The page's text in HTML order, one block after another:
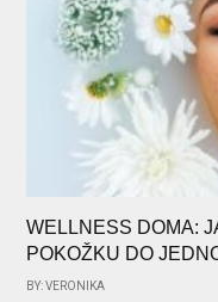
WELLNESS DOMA:
POKOŽKU DO
BY: VERONIKA